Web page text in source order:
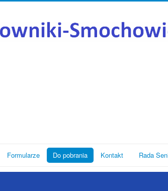
Formularze Do pobrania Kontakt Rada